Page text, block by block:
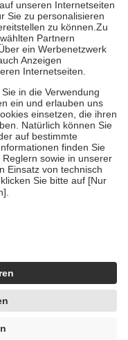
Online-Apotheken.
beträgt die
zehn Euro je
eigene Gesundheit zu
zu unterstützen,
18. Lebensjahr
die von der
um echte Bewertungen
künstlicher